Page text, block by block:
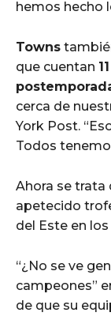
hemos hecho
Towns
que cuentan
cerca de
York Post.
Todos
Ahora se trata
apetecido
del Este en los
“¿No se ve
campeones”
de que su